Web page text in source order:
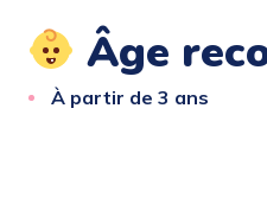
Âge
À partir de 3 ans